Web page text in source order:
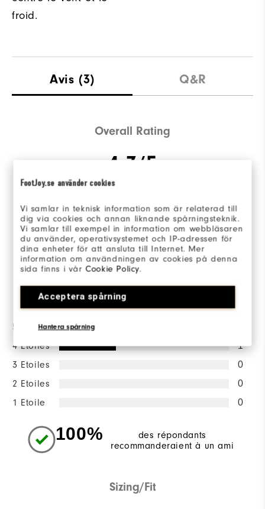
FootJoy.se använder cookies
Vi samlar in teknisk information som är relaterad till
dig via cookies och annan liknande spårningsteknik.
Vi samlar till exempel in information om webbläsaren
du använder, operativsystemet och IP-adressen för
dina enheter för att ansluta till Internet. Mer
information om användningen av cookies på denna
sida finns i vårCookie Policy.
Acceptera spårning
Hantera spårning
froid.
Avis (3) Q&R
Overall Rating
4.7/5
Based on 3 Review(s)
RÉDIGER UN AVIS
la répartition des notes
5 Etoiles
4 Etoiles 1
3 Etoiles 0
2 Etoiles 0
1 Etoile 0
100%
des répondants
recommanderaient à un ami
Sizing/Fit